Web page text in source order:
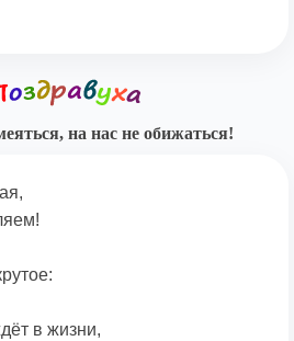
на нас не обижаться!
в жизни,